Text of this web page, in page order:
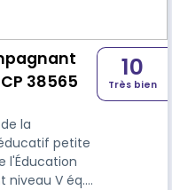
38565
la
petite
l'Éducation
niveau V éq.
10
Très bien